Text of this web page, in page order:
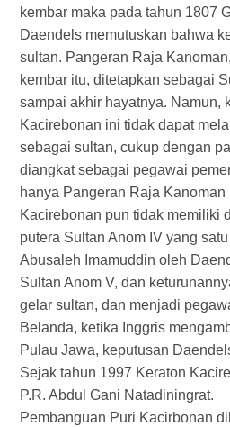
kembar maka pada tahun 1807
Daendels memutuskan bahwa
sultan. Pangeran Raja
kembar itu, ditetapkan sebagai
sampai akhir hayatnya. Namun,
Kacirebonan ini tidak dapat
sebagai sultan, cukup dengan
diangkat sebagai pegawai
hanya Pangeran Raja
Kacirebonan pun tidak memiliki
putera Sultan Anom IV yang
Abusaleh Imamuddin oleh
Sultan Anom V, dan
gelar sultan, dan menjadi
Belanda, ketika Inggris
Pulau Jawa, keputusan
Sejak tahun 1997 Keraton
P.R. Abdul Gani Natadiningrat.
Pembanguan Puri Kacirbonan